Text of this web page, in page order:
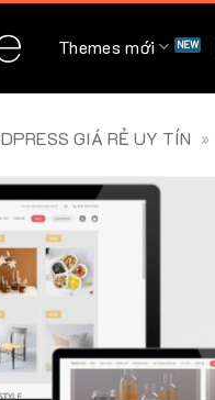
Themes mới
GIÁ RẺ UY TÍN »